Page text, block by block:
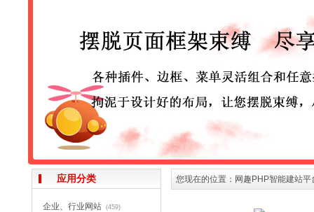
应用分类
企业、行业网站 (459)
您现在的位置： 网趣PHP智能建站平